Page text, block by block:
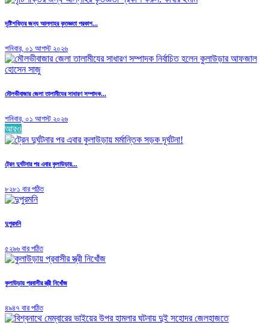
দৃষ্টিশক্তির জন্য আল্লাহর কৃতজ্ঞতা প্রকাশ...
শনিবার, ০১ আগস্ট ২০২৬
মৌলভীবাজার জেলা তালামীযের সাধারণ সম্পাদক...
শনিবার, ০১ আগস্ট ২০২৬
আরও
ট্রেন দুর্ঘটনার পর এবার কুলাউড়ায়...
৮২৮১ বার পঠিত
দুপুরমনি
৫২৯৬ বার পঠিত
কুলাউড়ায় প্রবাসীর স্ত্রী নিখোঁজ
৪৯৪৭ বার পঠিত